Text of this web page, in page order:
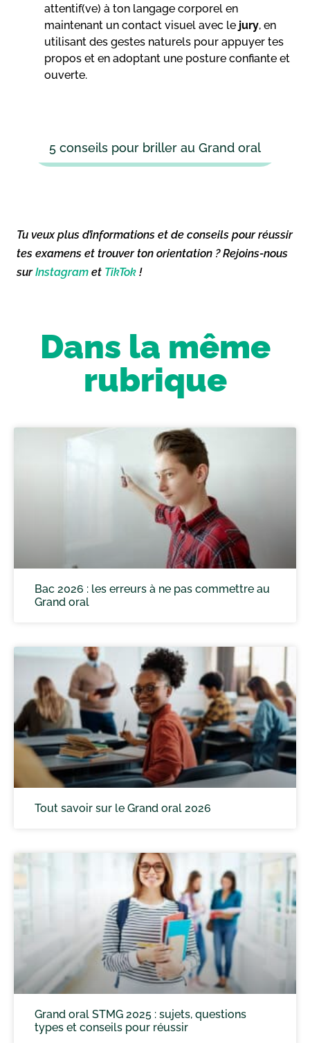
attentif(ve) à ton langage corporel en
maintenant un contact visuel avec le jury, en
utilisant des gestes naturels pour appuyer tes
propos et en adoptant une posture confiante et
ouverte.
5 conseils pour briller au Grand oral
Tu veux plus d’informations et de conseils pour réussir
tes examens et trouver ton orientation ? Rejoins-nous
surInstagram et TikTok !
Dans la même
rubrique
Bac 2026 : les erreurs à ne pas commettre au
Grand oral
Tout savoir sur le Grand oral 2026
Grand oral STMG 2025 : sujets, questions
types et conseils pour réussir